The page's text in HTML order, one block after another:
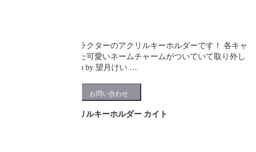
プチステーションキャラクターのアクリルキーホルダーです！ 各キャ
ラごとに切符の形をした可愛いネームチャームがついていて取り外し
も可能♪ 全6種 illustration by 望月けい …
プチステーション アクリルキーホルダー カイト